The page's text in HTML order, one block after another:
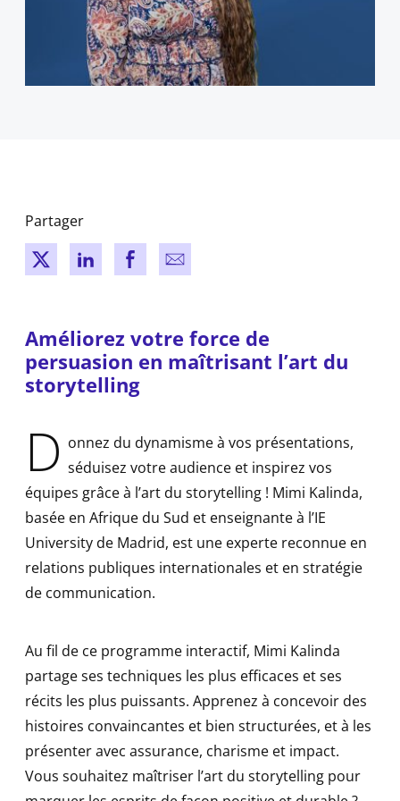
Partager
New windowNew window
New windowNew window
Améliorez votre force de
persuasion en maîtrisant l’art du
storytelling
D onnez du dynamisme à vos présentations,
séduisez votre audience et inspirez vos
équipes grâce à l’art du storytelling ! Mimi Kalinda,
basée en Afrique du Sud et enseignante à l’IE
University de Madrid, est une experte reconnue en
relations publiques internationales et en stratégie
de communication.
Au fil de ce programme interactif, Mimi Kalinda
partage ses techniques les plus efficaces et ses
récits les plus puissants. Apprenez à concevoir des
histoires convaincantes et bien structurées, et à les
présenter avec assurance, charisme et impact.
Vous souhaitez maîtriser l’art du storytelling pour